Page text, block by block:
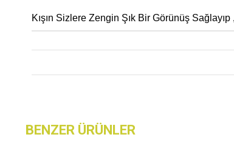
Kışın Sizlere Zengin Şık Bir Görünüş Sağlayıp
BENZER ÜRÜNLER